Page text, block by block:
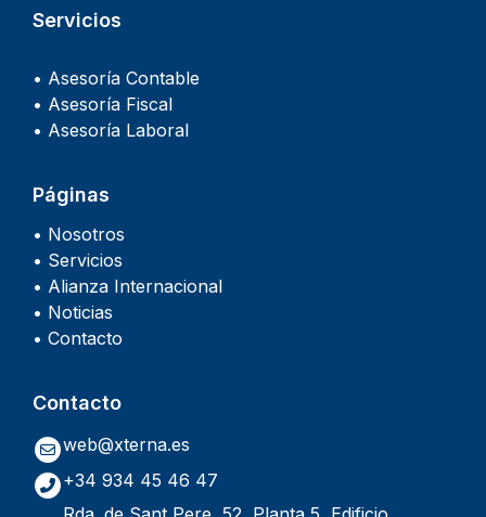
Servicios
• Asesoría Contable
• Asesoría Fiscal
• Asesoría Laboral
Páginas
• Nosotros
• Servicios
• Alianza Internacional
• Noticias
• Contacto
Contacto
web@xterna.es
+34 934 45 46 47